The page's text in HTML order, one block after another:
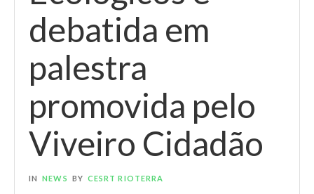
debatida em
palestra
promovida pelo
Viveiro Cidadão
IN NEWS BY CESRT RIOTERRA